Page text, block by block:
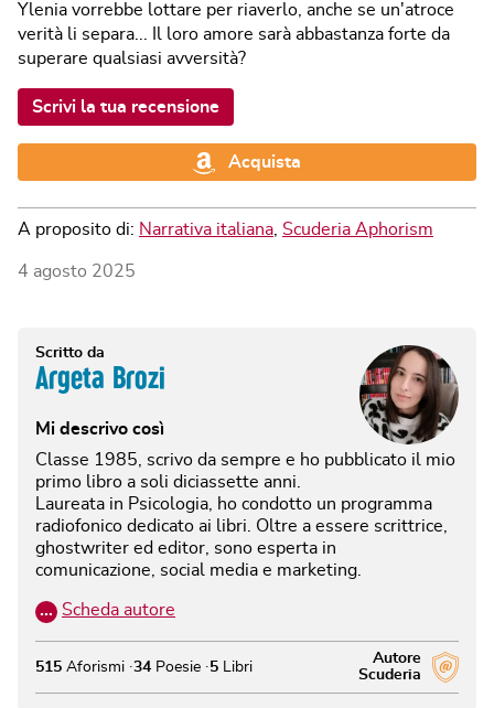
Ylenia vorrebbe lottare per riaverlo, anche se un'atroce
verità li separa... Il loro amore sarà abbastanza forte da
superare qualsiasi avversità?
Scrivi la tua recensione
Acquista
A proposito di: Narrativa italiana, Scuderia Aphorism
4 agosto 2025
Scritto da
Argeta Brozi
Mi descrivo così
Classe 1985, scrivo da sempre e ho pubblicato il mio
primo libro a soli diciassette anni.
Laureata in Psicologia, ho condotto un programma
radiofonico dedicato ai libri. Oltre a essere scrittrice,
ghostwriter ed editor, sono esperta in
comunicazione, social media e marketing.
… Scheda autore
Autore
Scuderia
515 Aforismi 34 Poesie 5 Libri